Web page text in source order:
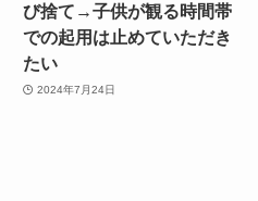
び捨て→子供が観る時間帯
での起用は止めていただき
たい
2024年7月24日